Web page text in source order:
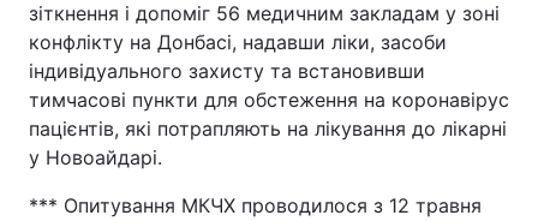
зіткнення і допоміг 56 медичним закладам у зоні
конфлікту на Донбасі, надавши ліки, засоби
індивідуального захисту та встановивши
тимчасові пункти для обстеження на коронавірус
пацієнтів, які потрапляють на лікування до лікарні
у Новоайдарі.
*** Опитування МКЧХ проводилося з 12 травня